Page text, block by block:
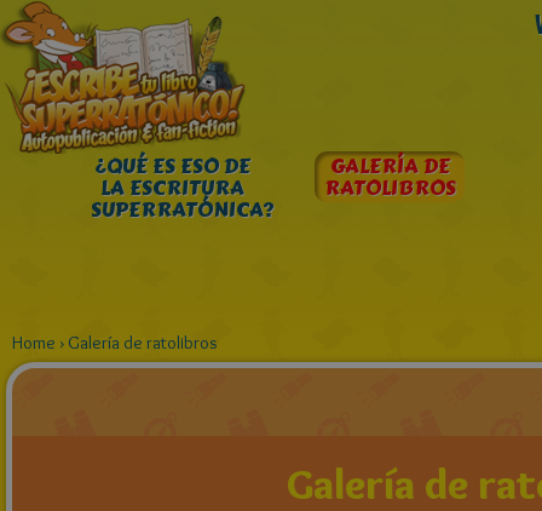
¿QUÉ ES ESO DE
LA ESCRITURA
SUPERRATÓNICA?
GALERÍA DE
RATOLIBROS
Home › Galería de ratolibros
Galería de